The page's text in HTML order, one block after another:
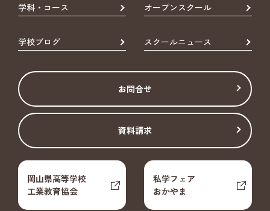
学科・コース オープンスクール
学校ブログ スクールニュース
お問合せ
資料請求
岡山県高等学校
工業教育協会
私学フェア
おかやま